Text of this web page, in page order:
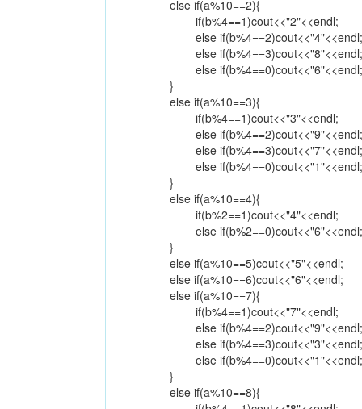
else if(a%10==2){
if(b%4==1)cout<<"2"<<endl;
else if(b%4==2)cout<<"4"<<endl;
else if(b%4==3)cout<<"8"<<endl;
else if(b%4==0)cout<<"6"<<endl;
}
else if(a%10==3){
if(b%4==1)cout<<"3"<<endl;
else if(b%4==2)cout<<"9"<<endl;
else if(b%4==3)cout<<"7"<<endl;
else if(b%4==0)cout<<"1"<<endl;
}
else if(a%10==4){
if(b%2==1)cout<<"4"<<endl;
else if(b%2==0)cout<<"6"<<endl;
}
else if(a%10==5)cout<<"5"<<endl;
else if(a%10==6)cout<<"6"<<endl;
else if(a%10==7){
if(b%4==1)cout<<"7"<<endl;
else if(b%4==2)cout<<"9"<<endl;
else if(b%4==3)cout<<"3"<<endl;
else if(b%4==0)cout<<"1"<<endl;
}
else if(a%10==8){